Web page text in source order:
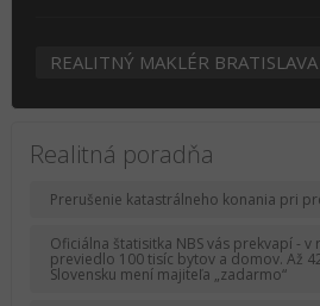
REALITNÝ MAKLÉR BRATISLAVA
Realitná poradňa
Prerušenie katastrálneho konania pri
Oficiálna štatisitka NBS vás prekvapí - v
previedlo 100 tisíc bytov a domov. Až
Slovensku mení majiteľa „zadarmo“